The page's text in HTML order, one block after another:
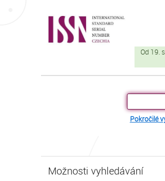
VuFind
Od 19.
Pokročilé
Možnosti vyhledávání